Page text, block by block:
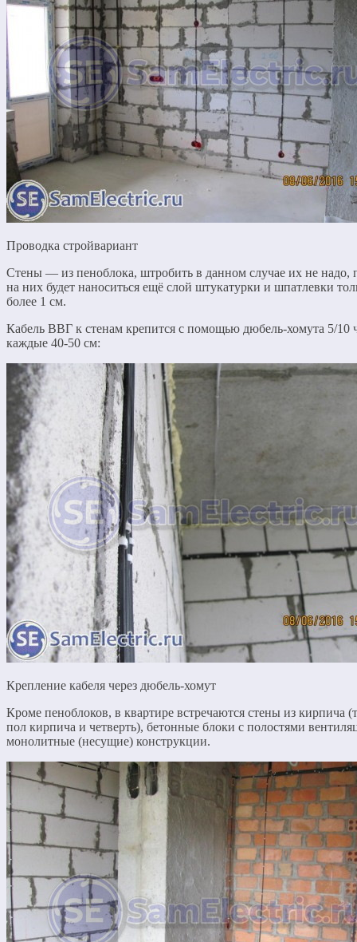
Проводка стройвариант
Стены — из пеноблока, штробить в данном случае их не надо,
на них будет наноситься ещё слой штукатурки и шпатлевки
более 1 см.
Кабель ВВГ к стенам крепится с помощью дюбель-хомута 5/10
каждые 40-50 см:
Крепление кабеля через дюбель-хомут
Кроме пеноблоков, в квартире встречаются стены из кирпича
пол кирпича и четверть), бетонные блоки с полостями
монолитные (несущие) конструкции.